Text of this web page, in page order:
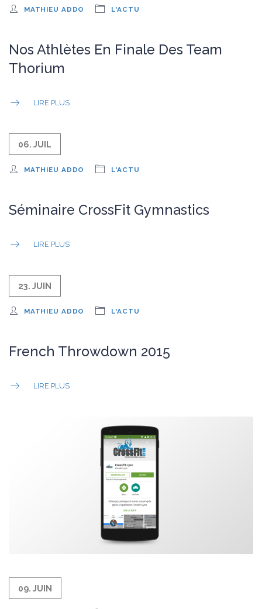
MATHIEU ADDO L'ACTU
Nos Athlètes En Finale Des Team
Thorium
LIRE PLUS
06. JUIL
MATHIEU ADDO L'ACTU
Séminaire CrossFit Gymnastics
LIRE PLUS
23. JUIN
MATHIEU ADDO L'ACTU
French Throwdown 2015
LIRE PLUS
09. JUIN